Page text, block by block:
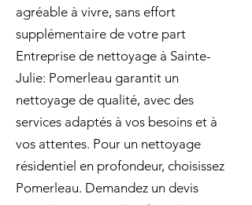
agréable à vivre, sans effort
supplémentaire de votre part
Entreprise de nettoyage à Sainte-
Julie: Pomerleau garantit un
nettoyage de qualité, avec des
services adaptés à vos besoins et à
vos attentes. Pour un nettoyage
résidentiel en profondeur, choisissez
Pomerleau. Demandez un devis